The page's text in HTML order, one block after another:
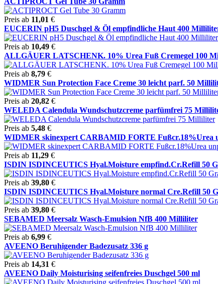
Preis ab 11,01 €
EUCERIN pH5 Duschgel & Öl empfindliche Haut 400
Preis ab 10,49 €
ALLGÄUER LATSCHENK. 10% Urea Fuß Cremegel 100
Preis ab 8,79 €
WIDMER Sun Protection Face Creme 30 leicht parf. 50
Preis ab 20,82 €
WELEDA Calendula Wundschutzcreme parfümfrei 75
Preis ab 5,48 €
WIDMER skinexpert CARBAMID FORTE Fußcr.18%Urea
Preis ab 11,29 €
ISDIN ISDINCEUTICS Hyal.Moisture empfind.Cr.Refill 50
Preis ab 39,80 €
ISDIN ISDINCEUTICS Hyal.Moisture normal Cre.Refill 50
Preis ab 39,80 €
SEBAMED Meersalz Wasch-Emulsion NfB 400 Milliliter
Preis ab 6,99 €
AVEENO Beruhigender Badezusatz 336 g
Preis ab 14,31 €
AVEENO Daily Moisturising seifenfreies Duschgel 500 ml